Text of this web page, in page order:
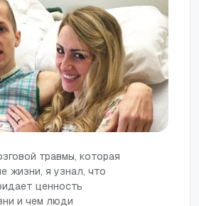
травмы, которая
жизни, я узнал, что
ценность
и чем люди